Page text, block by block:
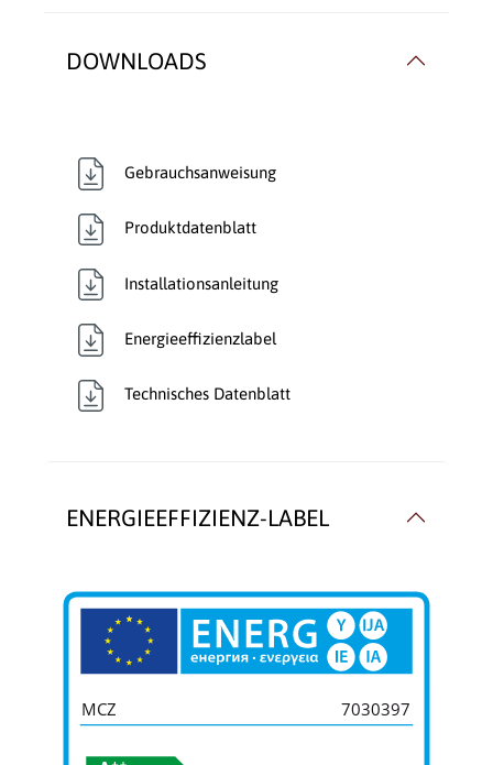
Verbrennungsluft:
,
Verglasung:
Verkleidungsmaterial:
mit Gebläse
Wärmetransport: Luftführend
Luftführend
DOWNLOADS
Gebrauchsanweisung
Produktdatenblatt
Installationsanleitung
Energieeffizienzlabel
Technisches Datenblatt
ENERGIEEFFIZIENZ-LABEL
MCZ 7030397